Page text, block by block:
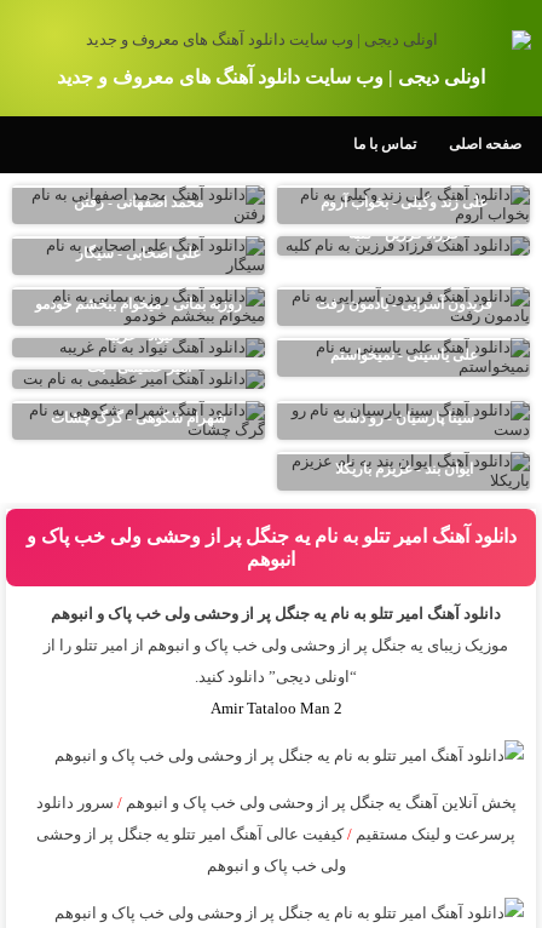
اونلی دیجی | وب سایت دانلود آهنگ های معروف و جدید
صفحه اصلی تماس با ما
علی زند وکیلی - بخواب آروم
محمد اصفهانی - رفتن
فرزاد فرزین - کلبه
علی اصحابی - سیگار
فریدون آسرایی - یادمون رفت روزبه بمانی - میخوام ببخشم خودمو
علی یاسینی - نمیخواستم
نیواد - غریبه
امیر عظیمی - بت
سینا پارسیان - رو دست شهرام شکوهی - گرگ چشات
ایوان بند - عزیزم باریکلا
دانلود آهنگ امیر تتلو به نام يه جنگل پر از وحشى ولى خب پاک و
انبوهم
دانلود آهنگ امیر تتلو به نام يه جنگل پر از وحشى ولى خب پاک و انبوهم
موزیک زیبای يه جنگل پر از وحشى ولى خب پاک و انبوهم از
امیر تتلو را از
“اونلی دیجی” دانلود کنید.
Amir Tataloo Man 2
پخش آنلاین آهنگ يه جنگل پر از وحشى ولى خب پاک و انبوهم/ سرور دانلود
پرسرعت و لینک مستقیم /کیفیت عالی آهنگ امیر تتلو يه جنگل پر از وحشى
ولى خب پاک و انبوهم